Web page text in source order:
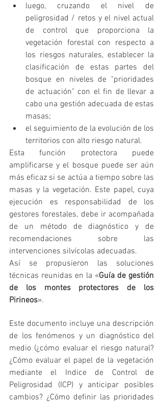
luego, cruzando el nivel de
peligrosidad / retos y el nivel actual
de control que proporciona la
vegetación forestal con respecto a
los riesgos naturales, establecer la
clasificación de estas partes del
bosque en niveles de "prioridades
de actuación" con el fin de llevar a
cabo una gestión adecuada de estas
masas;
el seguimiento de la evolución de los
territorios con alto riesgo natural.
Esta función protectora puede
amplificarse y el bosque puede ser aún
más eficaz si se actúa a tiempo sobre las
masas y la vegetación. Este papel, cuya
ejecución es responsabilidad de los
gestores forestales, debe ir acompañada
de un método de diagnóstico y de
recomendaciones sobre las
intervenciones silvícolas adecuadas.
Así se propusieron las soluciones
técnicas reunidas en la «Guía de gestión
de los montes protectores de los
Pirineos».
Este documento incluye una descripción
de los fenómenos y un diagnóstico del
medio (¿cómo evaluar el riesgo natural?
¿Cómo evaluar el papel de la vegetación
mediante el Indice de Control de
Peligrosidad (ICP) y anticipar posibles
cambios? ¿Cómo definir las prioridades